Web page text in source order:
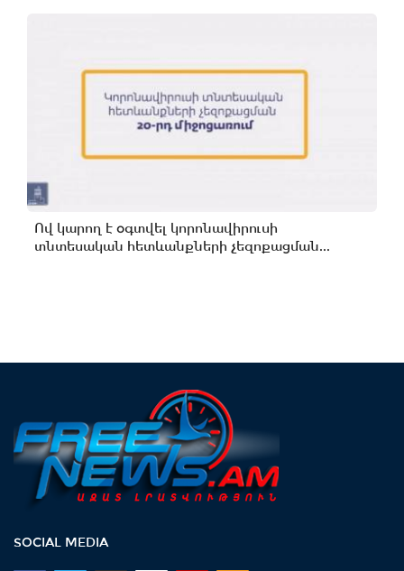
Ով կարող է օգտվել կորոնավիրուսի
տնտեսական հետևանքների չեզոքացման...
SOCIAL MEDIA